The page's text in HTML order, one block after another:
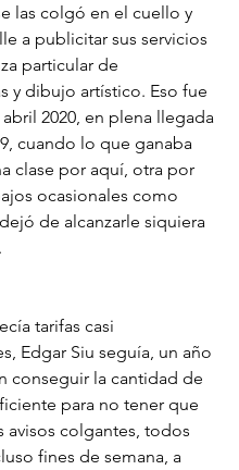
las colgó en el cuello y
a publicitar sus servicios
particular de
y dibujo artístico. Eso fue
2020, en plena llegada
cuando lo que ganaba
clase por aquí, otra por
ocasionales como
de alcanzarle siquiera
tarifas casi
Edgar Siu seguía, un año
conseguir la cantidad de
para no tener que
avisos colgantes, todos
fines de semana, a